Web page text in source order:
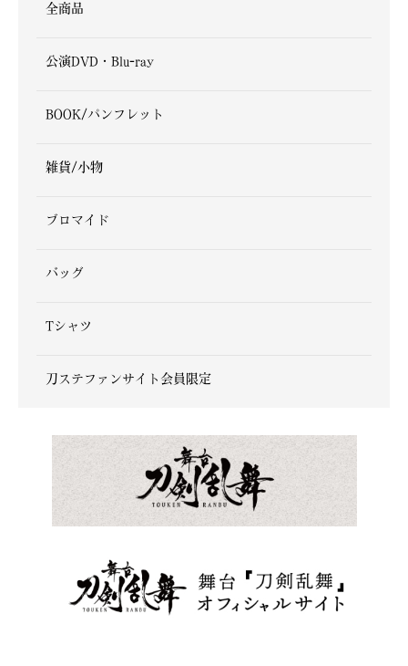
全商品
公演DVD・Blu-ray
BOOK/パンフレット
雑貨/小物
ブロマイド
バッグ
Tシャツ
刀ステファンサイト会員限定